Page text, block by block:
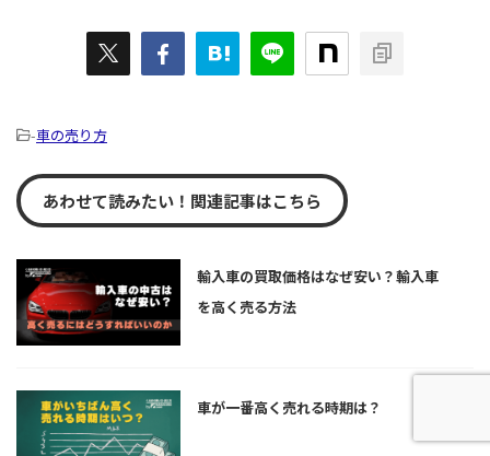
-車の売り方
あわせて読みたい！関連記事はこちら
輸入車の買取価格はなぜ安い？輸入車
を高く売る方法
車が一番高く売れる時期は？